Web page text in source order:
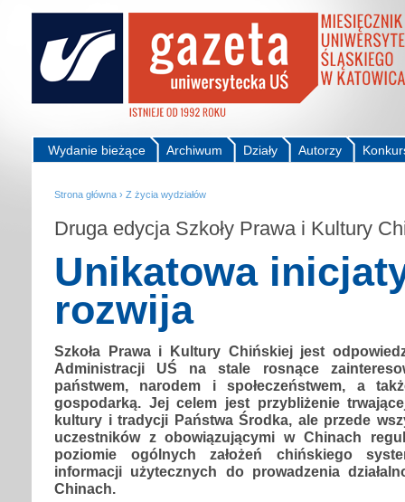
Autorzy
Działy
Archiwum
Wydanie bieżące
Strona główna › Z życia wydziałów
Druga edycja Szkoły Prawa i Kultury
Unikatowa
rozwija
Szkoła Prawa i Kultury Chińskiej jest
Administracji UŚ na stale rosnące
państwem, narodem i społeczeństwem, a
gospodarką. Jej celem jest przybliżenie
kultury i tradycji Państwa Środka, ale przede
uczestników z obowiązującymi w Chinach
poziomie ogólnych założeń chińskiego
informacji użytecznych do prowadzenia
Chinach.